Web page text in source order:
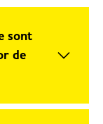
sont
de
lesenfants